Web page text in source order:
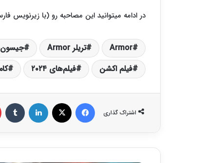
در ادامه میتوانید این مصاحبه رو (با زیرنویس
Armor تریلر Armor جیسون
فیلم اکشن
فیلم‌های ۲۰۲۴
اشتراک گذاری